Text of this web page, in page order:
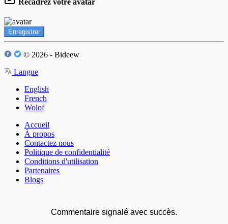
Enregistrer
© 2026 - Bideew
Langue
English
French
Wolof
Accueil
À propos
Contactez nous
Politique de confidentialité
Conditions d'utilisation
Partenaires
Blogs
Commentaire signalé avec succès.